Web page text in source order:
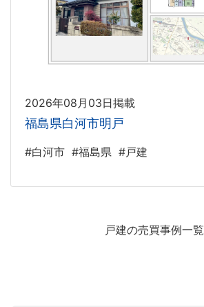
2026年08月03日掲載
福島県白河市明戸
#白河市 #福島県 #戸建
戸建の売買事例一覧